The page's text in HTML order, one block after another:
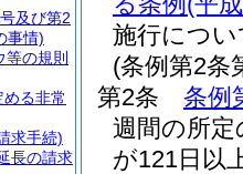
施行につ
(条例第2条
第2条
条例
週間の所定
が121日以
及び第2
事情)
の規則
る非常
求手続)
長の請求